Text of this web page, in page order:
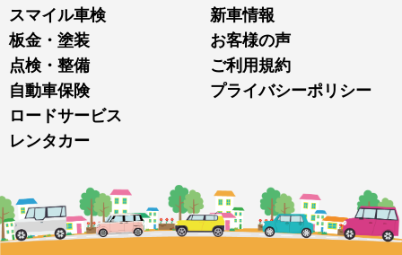
スマイル車検
板金・塗装
点検・整備
自動車保険
ロードサービス
レンタカー
新車情報
お客様の声
ご利用規約
プライバシーポリシー